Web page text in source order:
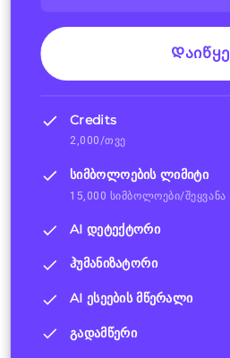
Დაიწყე
Credits
2,000/თვე
სიმბოლოების ლიმიტი
15,000 სიმბოლოები/შეყვანა
AI დეტექტორი
ჰუმანიზატორი
AI ესეების მწერალი
გადამწერი